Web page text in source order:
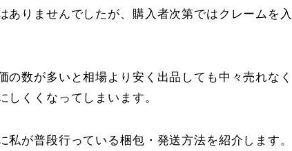
ありませんでしたが、購入者次第ではクレームを入
の数が多いと相場より安く出品しても中々売れなく
しくくなってしまいます。
私が普段行っている梱包・発送方法を紹介します。